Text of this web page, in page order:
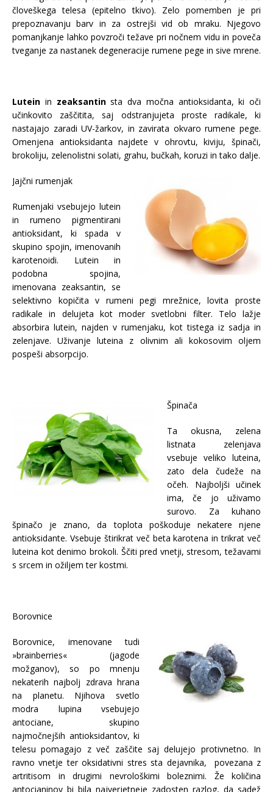
človeškega telesa (epitelno tkivo). Zelo pomemben je pri
prepoznavanju barv in za ostrejši vid ob mraku. Njegovo
pomanjkanje lahko povzroči težave pri nočnem vidu in poveča
tveganje za nastanek degeneracije rumene pege in sive mrene.
Lutein in zeaksantinsta dva močna antioksidanta, ki oči
učinkovito zaščitita, saj odstranjujeta proste radikale, ki
nastajajo zaradi UV-žarkov, in zavirata okvaro rumene pege.
Omenjena antioksidanta najdete v ohrovtu, kiviju, špinači,
brokoliju, zelenolistni solati, grahu, bučkah, koruzi in tako dalje.
Jajčni rumenjak
Rumenjaki vsebujejo lutein
in rumeno pigmentirani
antioksidant, ki spada v
skupino spojin, imenovanih
karotenoidi. Lutein in
podobna spojina,
imenovana zeaksantin, se
selektivno kopičita v rumeni pegi mrežnice, lovita proste
radikale in delujeta kot moder svetlobni filter. Telo lažje
absorbira lutein, najden v rumenjaku, kot tistega iz sadja in
zelenjave. Uživanje luteina z olivnim ali kokosovim oljem
pospeši absorpcijo.
Špinača
Ta okusna, zelena
listnata zelenjava
vsebuje veliko luteina,
zato dela čudeže na
očeh. Najboljši učinek
ima, če jo uživamo
surovo. Za kuhano
špinačo je znano, da toplota poškoduje nekatere njene
antioksidante. Vsebuje štirikrat več beta karotena in trikrat več
luteina kot denimo brokoli. Ščiti pred vnetji, stresom, težavami
s srcem in ožiljem ter kostmi.
Borovnice
Borovnice, imenovane tudi
»brainberries« (jagode
možganov), so po mnenju
nekaterih najbolj zdrava hrana
na planetu. Njihova svetlo
modra lupina vsebujejo
antociane, skupino
najmočnejših antioksidantov, ki
telesu pomagajo z več zaščite saj delujejo protivnetno. In
ravno vnetje ter oksidativni stres sta dejavnika, povezana z
artritisom in drugimi nevrološkimi boleznimi. Že količina
antocianinov bi bila najverjetneje zadosten razlog, da sadež